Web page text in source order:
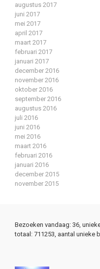
augustus 2017
juni 2017
mei 2017
april 2017
maart 2017
februari 2017
januari 2017
december 2016
november 2016
oktober 2016
september 2016
augustus 2016
juli 2016
juni 2016
mei 2016
maart 2016
februari 2016
januari 2016
december 2015
november 2015
Bezoeken vandaag: 36,
totaal: 711253, aantal unieke